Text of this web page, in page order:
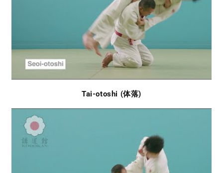
Tai-otoshi (体落)